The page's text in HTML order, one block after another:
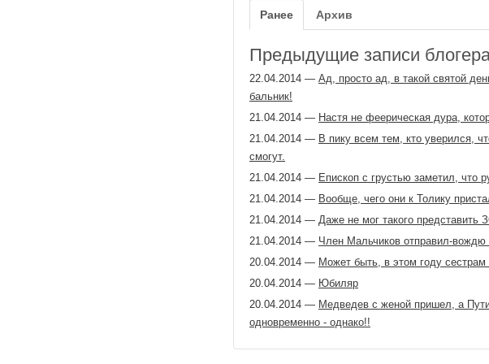
Ранее Архив
Предыдущие записи
22.04.2014 — Ад, просто ад, в такой святой
бальник!
21.04.2014 — Настя не феерическая дура,
21.04.2014 — В пику всем тем, кто уверился,
смогут.
21.04.2014 — Епископ с грустью заметил, что
21.04.2014 — Вообще, чего они к Толику
21.04.2014 — Даже не мог такого
21.04.2014 — Член Мальчиков отправил-
20.04.2014 — Может быть, в этом году
20.04.2014 — Юбиляр
20.04.2014 — Медведев с женой пришел, а
одновременно - однако!!